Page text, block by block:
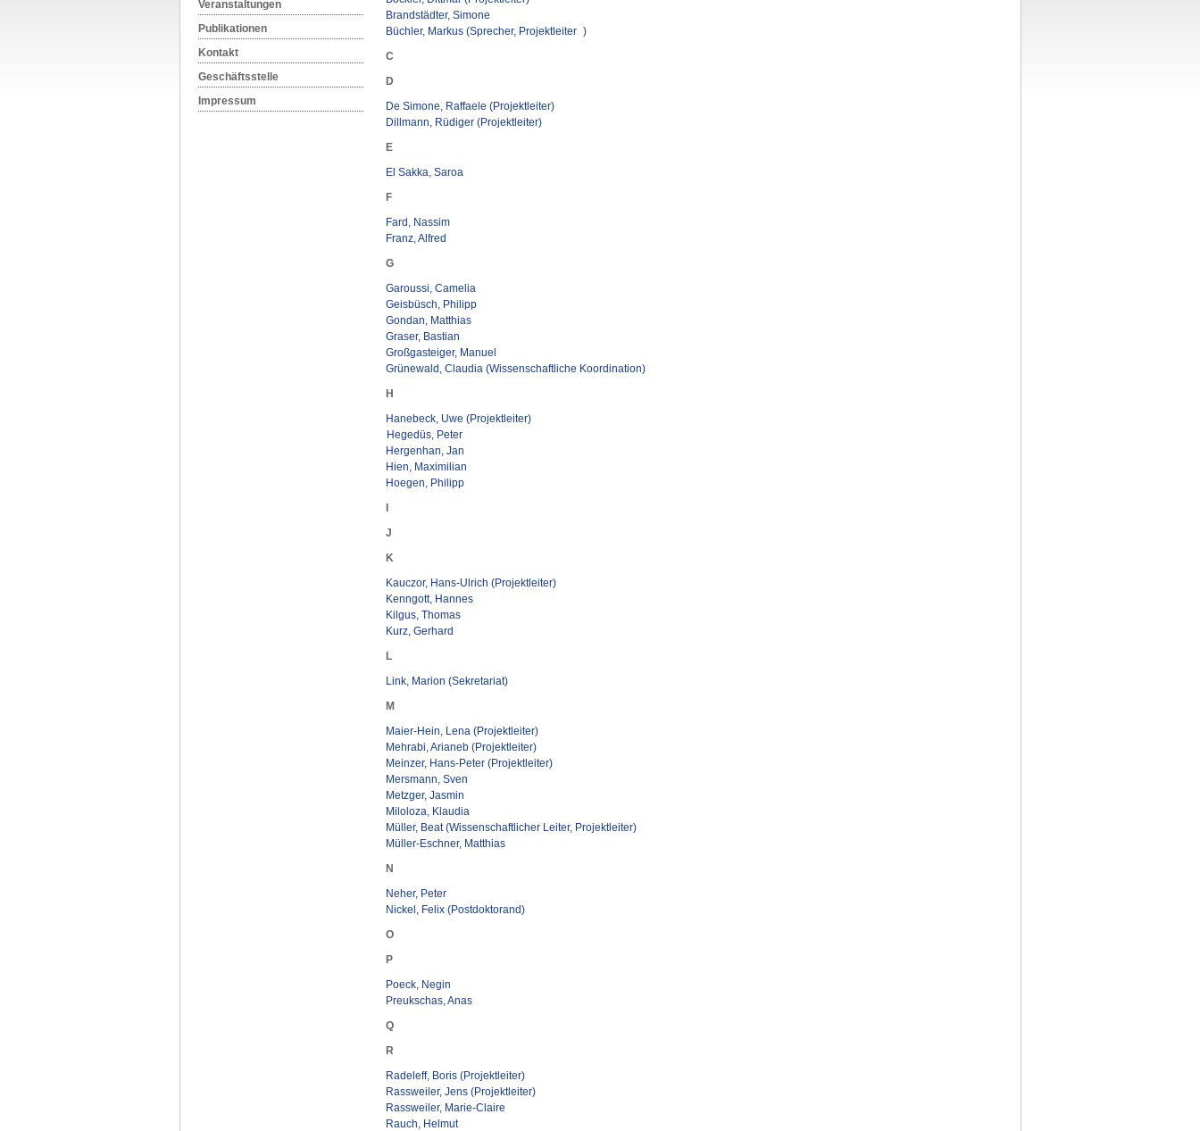
Veranstaltungen
Publikationen
Kontakt
Geschäftsstelle
Impressum
Brandstädter, Simone
Büchler, Markus (Sprecher, Projektleiter )
C
D
De Simone, Raffaele (Projektleiter)
Dillmann, Rüdiger (Projektleiter)
E
El Sakka, Saroa
F
Fard, Nassim
Franz, Alfred
G
Garoussi, Camelia
Geisbüsch, Philipp
Gondan, Matthias
Graser, Bastian
Großgasteiger, Manuel
Grünewald, Claudia (Wissenschaftliche Koordination)
H
Hanebeck, Uwe (Projektleiter)
Hegedüs, Peter
Hergenhan, Jan
Hien, Maximilian
Hoegen, Philipp
J
K
Kauczor, Hans-Ulrich (Projektleiter)
Kenngott, Hannes
Kilgus, Thomas
Kurz, Gerhard
L
Link, Marion (Sekretariat)
M
Maier-Hein, Lena (Projektleiter)
Mehrabi, Arianeb (Projektleiter)
Meinzer, Hans-Peter (Projektleiter)
Mersmann, Sven
Metzger, Jasmin
Miloloza, Klaudia
Müller, Beat (Wissenschaftlicher Leiter, Projektleiter)
Müller-Eschner, Matthias
N
Neher, Peter
Nickel, Felix (Postdoktorand)
O
P
Poeck, Negin
Preukschas, Anas
Q
R
Radeleff, Boris (Projektleiter)
Rassweiler, Jens (Projektleiter)
Rassweiler, Marie-Claire
Rauch, Helmut